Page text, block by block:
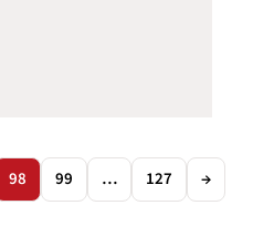
98 99 … 127 →